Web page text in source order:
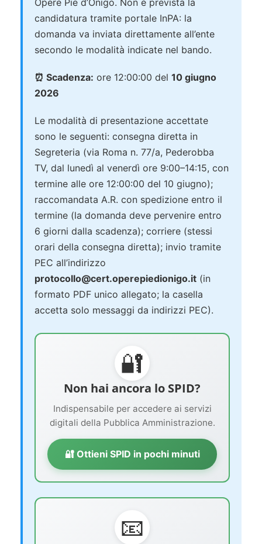
Opere Pie d’Onigo. Non è prevista la
candidatura tramite portale InPA: la
domanda va inviata direttamente all’ente
secondo le modalità indicate nel bando.
⏰ Scadenza: ore 12:00:00 del 10 giugno
2026
Le modalità di presentazione accettate
sono le seguenti: consegna diretta in
Segreteria (via Roma n. 77/a, Pederobba
TV, dal lunedì al venerdì ore 9:00–14:15, con
termine alle ore 12:00:00 del 10 giugno);
raccomandata A.R. con spedizione entro il
termine (la domanda deve pervenire entro
6 giorni dalla scadenza); corriere (stessi
orari della consegna diretta); invio tramite
PEC all’indirizzo
protocollo@cert.operepiedionigo.it (in
formato PDF unico allegato; la casella
accetta solo messaggi da indirizzi PEC).
🔐
Non hai ancora lo SPID?
Indispensabile per accedere ai servizi
digitali della Pubblica Amministrazione.
🔐 Ottieni SPID in pochi minuti
📧